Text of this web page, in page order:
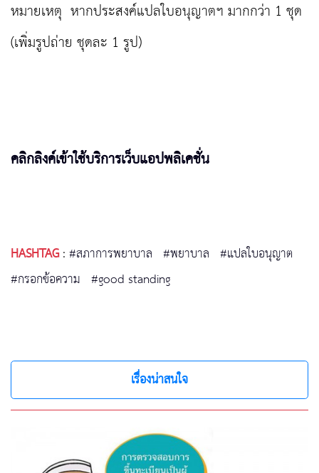
หมายเหตุ หากประสงค์แปลใบอนุญาตฯ มากกว่า 1 ชุด
(เพิ่มรูปถ่าย ชุดละ 1 รูป)
คลิกลิงค์เข้าใช้บริการเว็บแอปพลิเคชั่น
HASHTAG:#สภาการพยาบาล #พยาบาล #แปลใบอนุญาต
#กรอกข้อความ #good standing
เรื่องน่าสนใจ